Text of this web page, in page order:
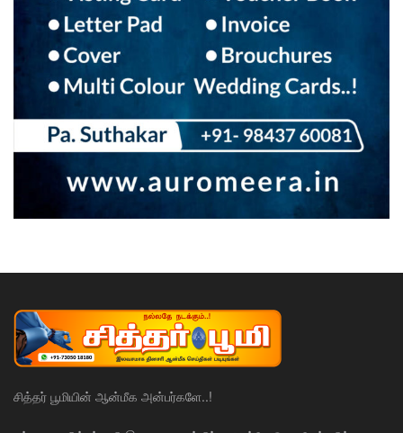
சித்தர் பூமியின் ஆன்மீக அன்பர்களே..!